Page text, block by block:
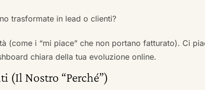
trasformate in lead o clienti?
(come i “mi piace” che non portano fatturato). Ci
chiara della tua evoluzione online.
(Il Nostro “Perché”)